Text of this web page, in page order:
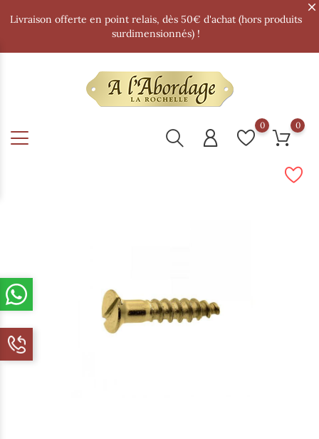
Livraison offerte en point relais, dès 50€ d'achat (hors produits
surdimensionnés) !
0 0